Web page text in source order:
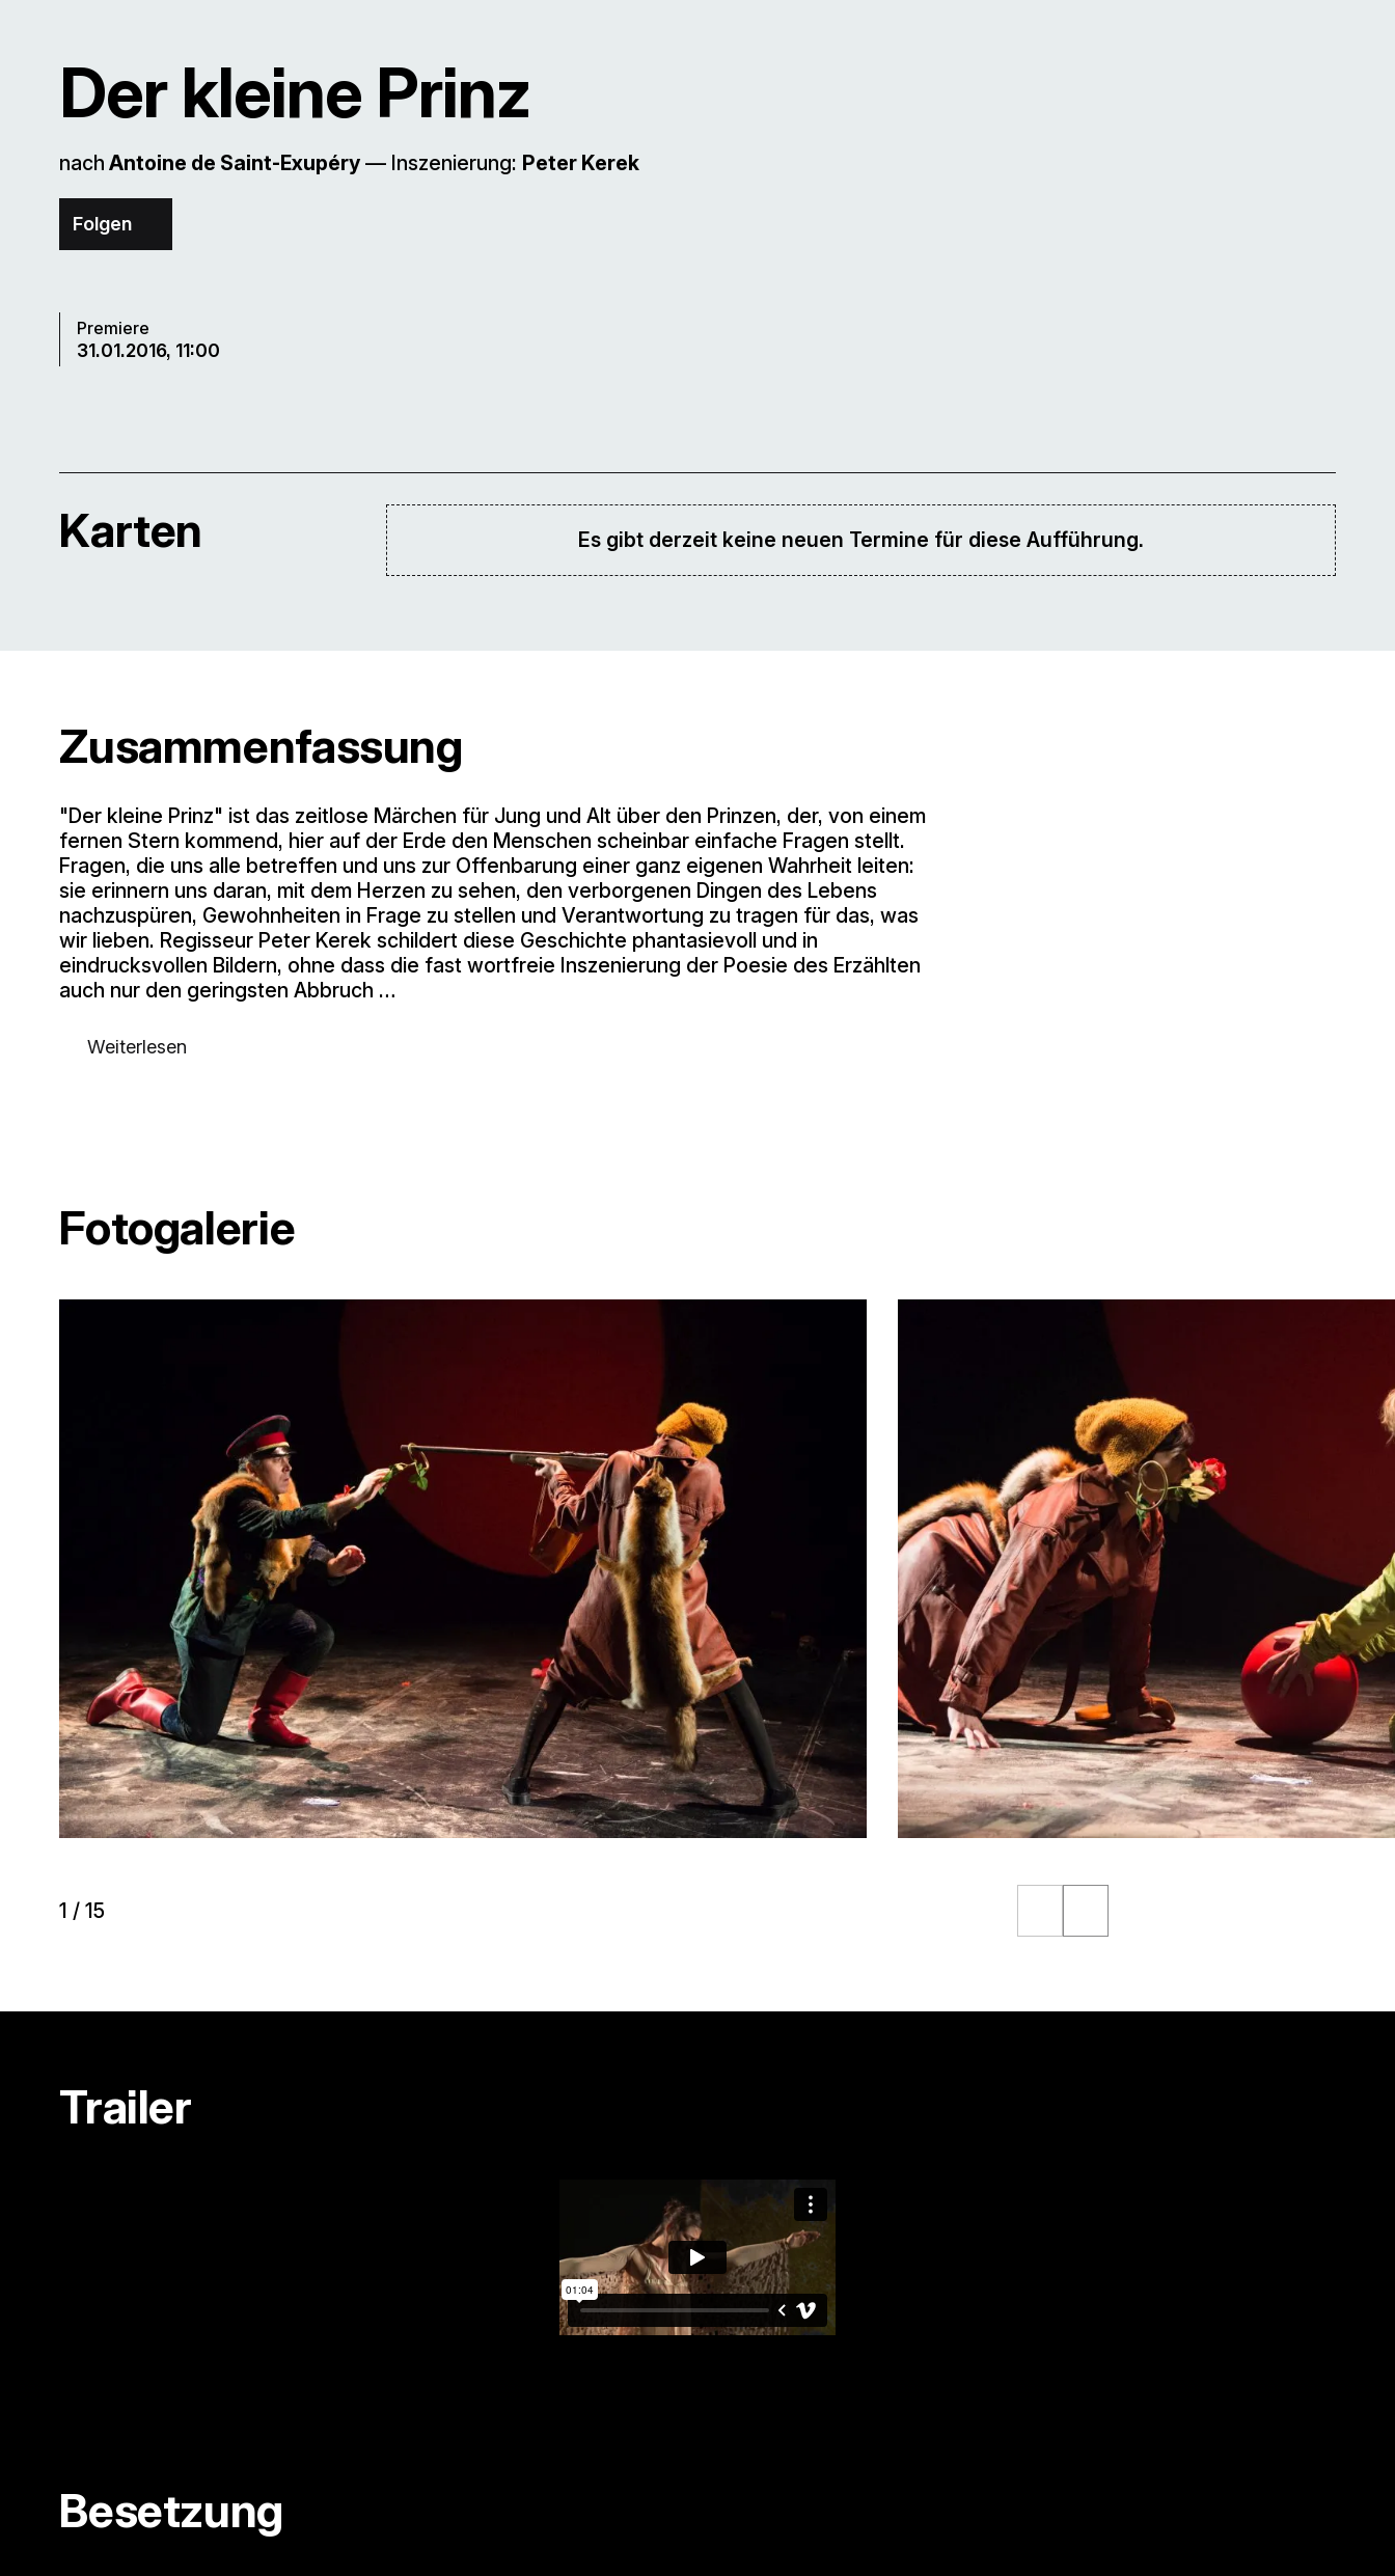
Der kleine Prinz
nach Antoine de Saint-Exupéry –– Inszenierung: Peter Kerek
Folgen
Premiere
31.01.2016, 11:00
Karten Es gibt derzeit keine neuen Termine für diese Aufführung.
Zusammenfassung
"Der kleine Prinz" ist das zeitlose Märchen für Jung und Alt über den Prinzen, der, von einem
fernen Stern kommend, hier auf der Erde den Menschen scheinbar einfache Fragen stellt.
Fragen, die uns alle betreffen und uns zur Offenbarung einer ganz eigenen Wahrheit leiten:
sie erinnern uns daran, mit dem Herzen zu sehen, den verborgenen Dingen des Lebens
nachzuspüren, Gewohnheiten in Frage zu stellen und Verantwortung zu tragen für das, was
wir lieben. Regisseur Peter Kerek schildert diese Geschichte phantasievoll und in
eindrucksvollen Bildern, ohne dass die fast wortfreie Inszenierung der Poesie des Erzählten
auch nur den geringsten Abbruch …
Weiterlesen
Fotogalerie
1 /15
Trailer
Besetzung